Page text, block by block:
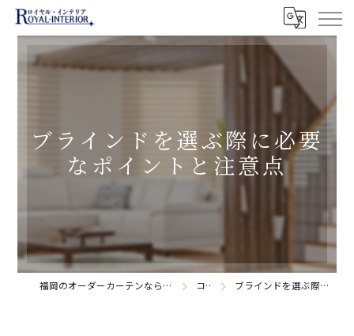
ブラインドを選ぶ際に必要
なポイントと注意点
福岡のオーダーカーテンなら株式会社ロイヤル・インテリア コラム ブラインドを選ぶ際に必要なポイントと注意点